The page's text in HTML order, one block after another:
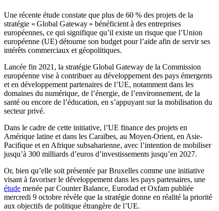
Une récente étude constate que plus de 60 % des projets de la
stratégie « Global Gateway » bénéficient à des entreprises
européennes, ce qui signifique qu’il existe un risque que l’Union
européenne (UE) détourne son budget pour l’aide afin de servir ses
intérêts commerciaux et géopolitiques.
Lancée fin 2021, la stratégie Global Gateway de la Commission
européenne vise à contribuer au développement des pays émergents
et en développement partenaires de l’UE, notamment dans les
domaines du numérique, de l’énergie, de l’environnement, de la
santé ou encore de l’éducation, en s’appuyant sur la mobilisation du
secteur privé.
Dans le cadre de cette initiative, l’UE finance des projets en
Amérique latine et dans les Caraïbes, au Moyen-Orient, en Asie-
Pacifique et en Afrique subsaharienne, avec l’intention de mobiliser
jusqu’à 300 milliards d’euros d’investissements jusqu’en 2027.
Or, bien qu’elle soit présentée par Bruxelles comme une initiative
visant à favoriser le développement dans les pays partenaires, une
étude menée par Counter Balance, Eurodad et Oxfam publiée
mercredi 9 octobre révèle que la stratégie donne en réalité la priorité
aux objectifs de politique étrangère de l’UE.